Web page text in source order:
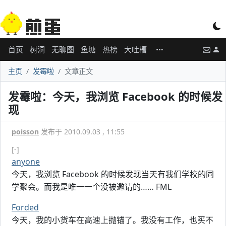
首页 树洞 无聊图 鱼塘 热榜 大吐槽
主页 发霉啦 文章正文
发霉啦：今天，我浏览 Facebook 的时候发
现
poisson 发布于 2010.09.03 , 11:55
[-]
anyone
今天，我浏览 Facebook 的时候发现当天有我们学校的同
学聚会。而我是唯一一个没被邀请的…… FML
Forded
今天，我的小货车在高速上抛锚了。我没有工作，也买不